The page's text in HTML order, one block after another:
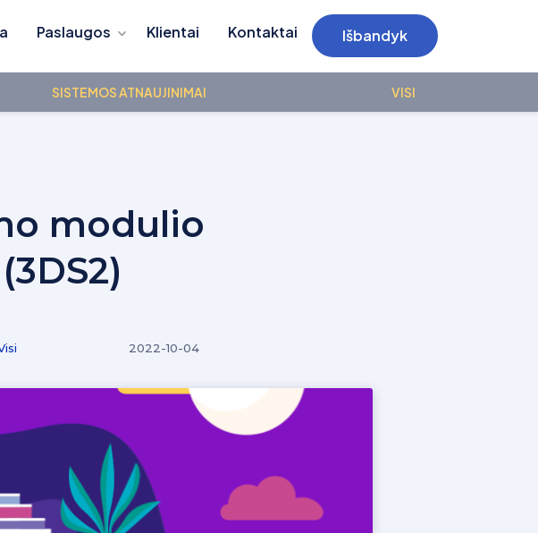
Paslaugos Klientai Kontaktai Išbandyk
SISTEMOS ATNAUJINIMAI VISI
modulio
2022-10-04